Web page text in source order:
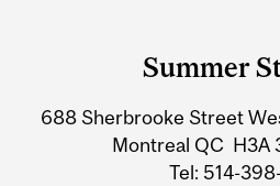
Information
Summer
688 Sherbrooke Street
Montreal QC H3A
Tel: 514-